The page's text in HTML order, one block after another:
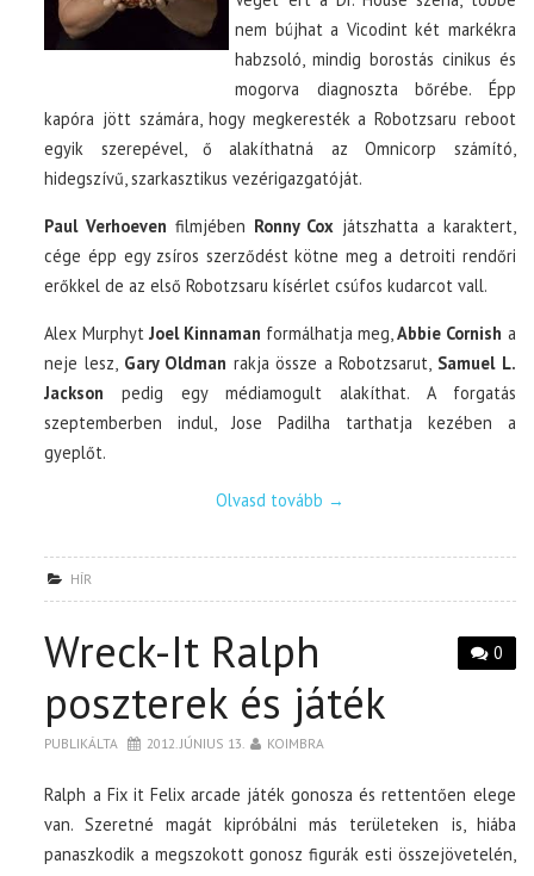
nem bújhat a Vicodint két markékra
habzsoló, mindig borostás cinikus és
mogorva diagnoszta bőrébe. Épp
kapóra jött számára, hogy megkeresték a Robotzsaru reboot
egyik szerepével, ő alakíthatná az Omnicorp számító,
hidegszívű, szarkasztikus vezérigazgatóját.
Paul Verhoeven filmjében Ronny Cox játszhatta a karaktert,
cége épp egy zsíros szerződést kötne meg a detroiti rendőri
erőkkel de az első Robotzsaru kísérlet csúfos kudarcot vall.
Alex Murphyt Joel Kinnaman formálhatja meg,Abbie Cornish a
neje lesz, Gary Oldman rakja össze a Robotzsarut, Samuel L.
Jackson pedig egy médiamogult alakíthat. A forgatás
szeptemberben indul, Jose Padilha tarthatja kezében a
gyeplőt.
Olvasd tovább →
HÍR
0
Wreck-It Ralph
poszterek és játék
PUBLIKÁLTA 2012. JÚNIUS 13. KOIMBRA
Ralph a Fix it Felix arcade játék gonosza és rettentően elege
van. Szeretné magát kipróbálni más területeken is, hiába
panaszkodik a megszokott gonosz figurák esti összejövetelén,